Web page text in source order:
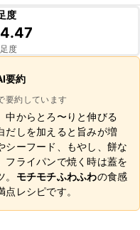
度
4.47
度
要約
要約しています
中からとろ〜りと伸びる
だしを加えると旨みが増
シーフード、もやし、餅な
フライパンで焼く時は蓋を
モチモチふわふわの食感
レシピです。